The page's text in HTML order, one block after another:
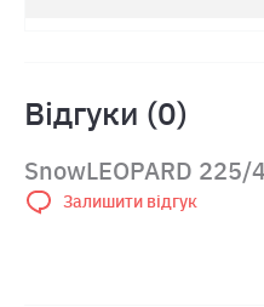
Відгуки (0)
SnowLEOPARD 225/
Залишити відгук